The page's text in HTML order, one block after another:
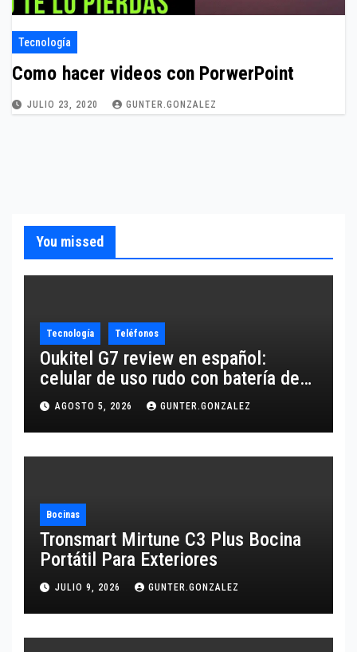
Tecnología
Como hacer videos con PorwerPoint
JULIO 23, 2020 GUNTER.GONZALEZ
You missed
Tecnología Teléfonos
Oukitel G7 review en español:
celular de uso rudo con batería de
10,600 mAh
AGOSTO 5, 2026 GUNTER.GONZALEZ
Bocinas
Tronsmart Mirtune C3 Plus Bocina
Portátil Para Exteriores
JULIO 9, 2026 GUNTER.GONZALEZ